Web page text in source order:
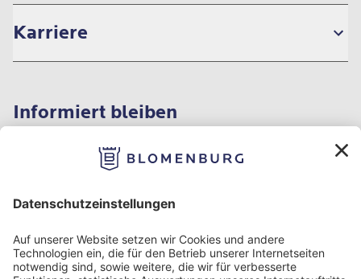
Karriere
Informiert bleiben
Impressum